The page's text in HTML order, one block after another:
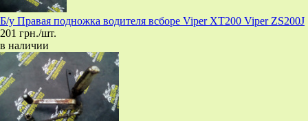
Б/у Правая подножка водителя всборе Viper XT200 Viper ZS200J
201 грн./шт.
в наличии